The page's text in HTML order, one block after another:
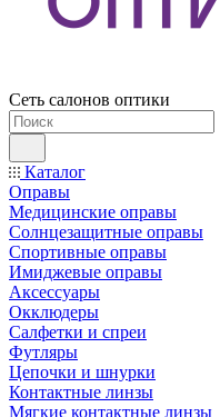
Сеть салонов оптики
Каталог
Оправы
Медицинские оправы
Солнцезащитные оправы
Спортивные оправы
Имиджевые оправы
Аксессуары
Окклюдеры
Салфетки и спреи
Футляры
Цепочки и шнурки
Контактные линзы
Мягкие контактные линзы